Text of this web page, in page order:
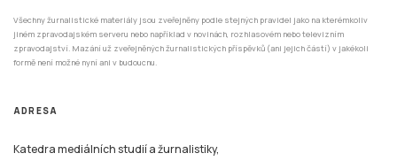
Všechny žurnalistické materiály jsou zveřejněny podle stejných pravidel jako na kterémkoliv
jiném zpravodajském serveru nebo například v novinách, rozhlasovém nebo televizním
zpravodajství. Mazání už zveřejněných žurnalistických příspěvků (ani jejich částí) v jakékoli
formě není možné nyní ani v budoucnu.
ADRESA
Katedra mediálních studií a žurnalistiky,